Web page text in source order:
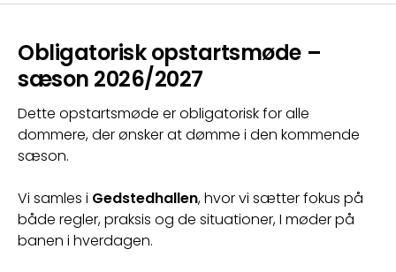
Obligatorisk opstartsmøde –
sæson 2026/2027
Dette opstartsmøde er obligatorisk for alle
dommere, der ønsker at dømme i den kommende
sæson.
Vi samles i Gedstedhallen, hvor vi sætter fokus på
både regler, praksis og de situationer, I møder på
banen i hverdagen.